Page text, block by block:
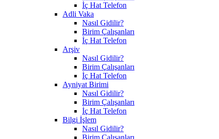
İç Hat Telefon
Adli Vaka
Nasıl Gidilir?
Birim Çalışanları
İç Hat Telefon
Arşiv
Nasıl Gidilir?
Birim Çalışanları
İç Hat Telefon
Ayniyat Birimi
Nasıl Gidilir?
Birim Çalışanları
İç Hat Telefon
Bilgi İşlem
Nasıl Gidilir?
Birim Çalışanları